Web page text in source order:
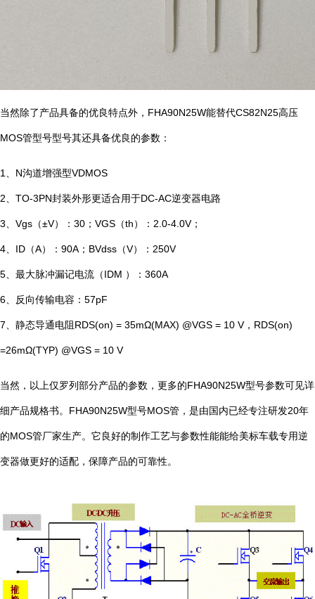
当然除了产品具备的优良特点外，FHA90N25W能替代CS82N25高压
MOS管型号型号其还具备优良的参数：
1、N沟道增强型VDMOS
2、TO-3PN封装外形更适合用于DC-AC逆变器电路
3、Vgs（±V）：30；VGS（th）：2.0-4.0V；
4、ID（A）：90A；BVdss（V）：250V
5、最大脉冲漏记电流（IDM ）：360A
6、反向传输电容：57pF
7、静态导通电阻RDS(on) = 35mΩ(MAX) @VGS = 10 V，RDS(on)
=26mΩ(TYP) @VGS = 10 V
当然，以上仅罗列部分产品的参数，更多的FHA90N25W型号参数可见详
细产品规格书。FHA90N25W型号MOS管，是由国内已经专注研发20年
的MOS管厂家生产。它良好的制作工艺与参数性能能给美标车载专用逆
变器做更好的适配，保障产品的可靠性。